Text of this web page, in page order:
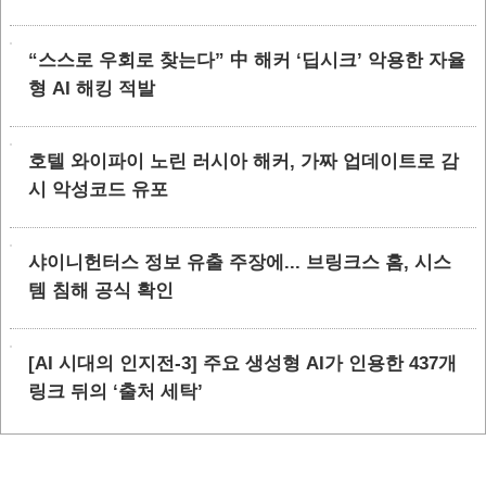
“스스로 우회로 찾는다” 中 해커 ‘딥시크’ 악용한 자율
형 AI 해킹 적발
호텔 와이파이 노린 러시아 해커, 가짜 업데이트로 감
시 악성코드 유포
샤이니헌터스 정보 유출 주장에... 브링크스 홈, 시스
템 침해 공식 확인
[AI 시대의 인지전-3] 주요 생성형 AI가 인용한 437개
링크 뒤의 ‘출처 세탁’